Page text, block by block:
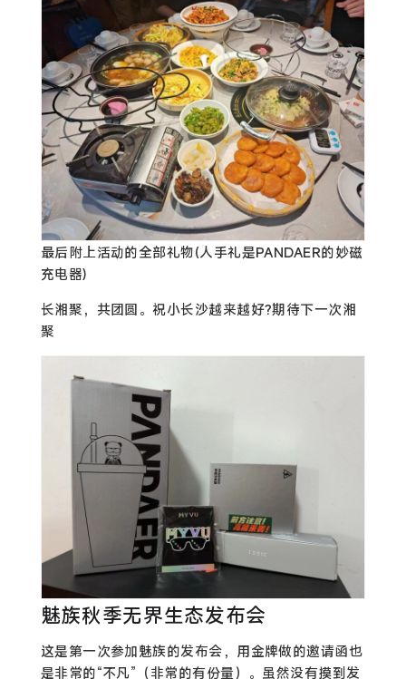
最后附上活动的全部礼物(人手礼是PANDAER的妙磁
充电器)
长湘聚，共团圆。祝小长沙越来越好?期待下一次湘
聚
魅族秋季无界生态发布会
这是第一次参加魅族的发布会，用金牌做的邀请函也
是非常的“不凡”（非常的有份量）。虽然没有摸到发